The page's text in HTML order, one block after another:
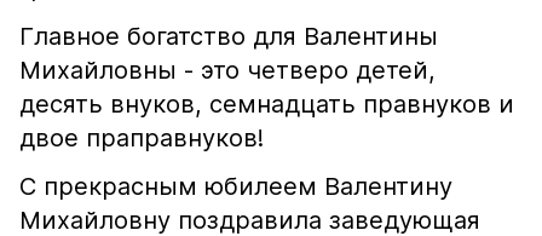
Главное богатство для Валентины
Михайловны - это четверо детей,
десять внуков, семнадцать правнуков и
двое праправнуков!
С прекрасным юбилеем Валентину
Михайловну поздравила заведующая